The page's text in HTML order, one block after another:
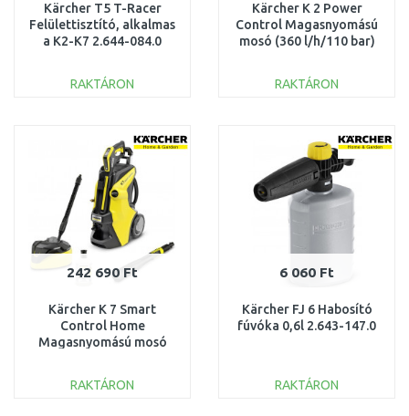
Kärcher T5 T-Racer
Felülettisztító, alkalmas
a K2-K7 2.644-084.0
RAKTÁRON
Összehasonlítás
Kärcher K 2 Power
Control Magasnyomású
mosó (360 l/h/110 bar)
RAKTÁRON
Összehasonlítás
242 690 Ft
Kärcher K 7 Smart
Control Home
Magasnyomású mosó
203.0
RAKTÁRON
6 060 Ft
Kärcher FJ 6 Habosító
fúvóka 0,6l 2.643-147.0
RAKTÁRON